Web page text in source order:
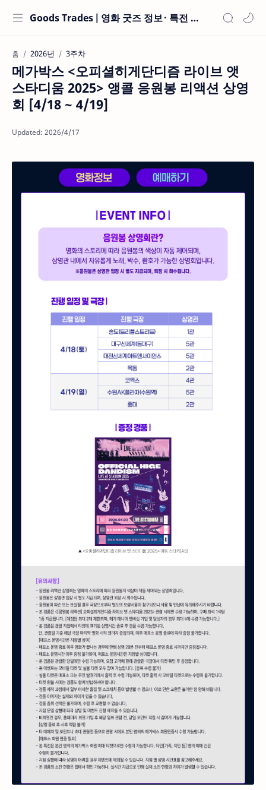
Goods Trades | 영화 굿즈 정보 · 특전 현황
홈 2026년 3주차
메가박스 <오피셜히게단디즘 라이브 앳
스타디움 2025> 앵콜 응원봉 리액션 상영
회 [4/18 ~ 4/19]